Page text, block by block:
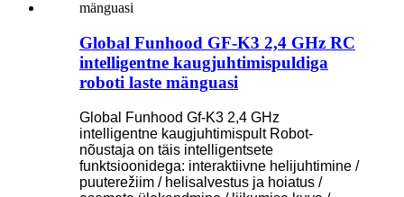
Global Funhood GF-K3 2,4 GHz RC
intelligentne kaugjuhtimispuldiga
roboti laste mänguasi
Global Funhood Gf-K3 2,4 GHz
intelligentne kaugjuhtimispult Robot-
nõustaja on täis intelligentsete
funktsioonidega: interaktiivne helijuhtimine /
puuterežiim / helisalvestus ja hoiatus /